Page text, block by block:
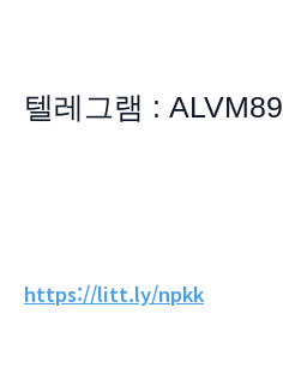
텔레그램 : ALVM89
https://litt.ly/npkk